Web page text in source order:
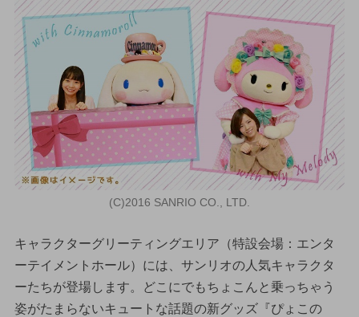
(C)2016 SANRIO CO., LTD.
キャラクターグリーティングエリア（特設会場：エンタ
ーテイメントホール）には、サンリオの人気キャラクタ
ーたちが登場します。どこにでもちょこんと乗っちゃう
姿がたまらないキュートな話題の新グッズ『ぴょこの